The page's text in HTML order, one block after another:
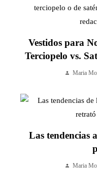
Vestidos para
Terciopelo vs.
Maria
Las tendencias
Maria